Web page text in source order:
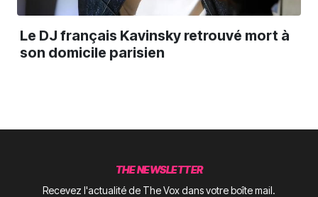
Le DJ français Kavinsky retrouvé mort à
son domicile parisien
THE NEWSLETTER
Recevez l'actualité de The Vox dans votre boîte mail.